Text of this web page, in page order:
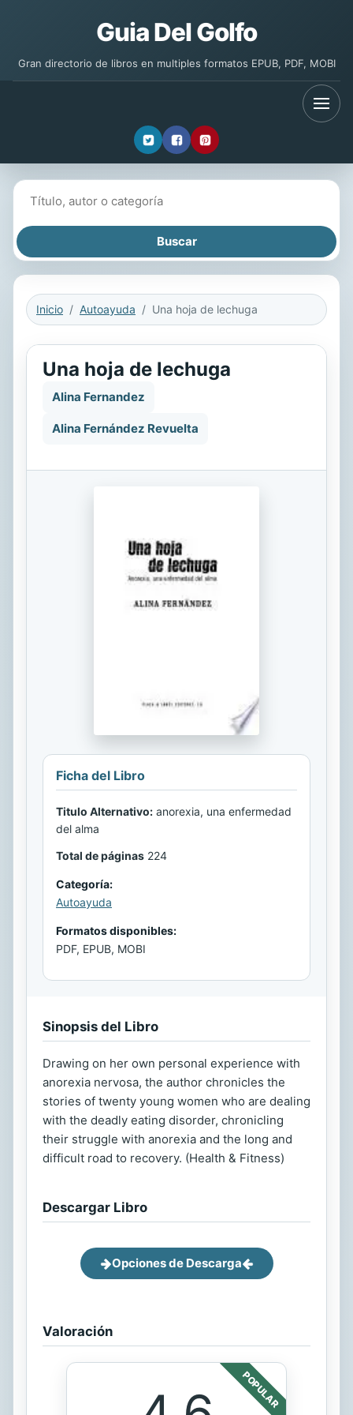
Guia Del Golfo
Gran directorio de libros en multiples formatos EPUB, PDF, MOBI
Inicio Autoayuda Una hoja de lechuga
Una hoja de lechuga
Alina Fernandez
Alina Fernández Revuelta
Ficha del Libro
Titulo Alternativo: anorexia, una enfermedad
del alma
Total de páginas 224
Categoría:
Autoayuda
Formatos disponibles:
PDF, EPUB, MOBI
Sinopsis del Libro
Drawing on her own personal experience with
anorexia nervosa, the author chronicles the
stories of twenty young women who are dealing
with the deadly eating disorder, chronicling
their struggle with anorexia and the long and
difficult road to recovery. (Health & Fitness)
Descargar Libro
Opciones de Descarga
Valoración
POPULAR